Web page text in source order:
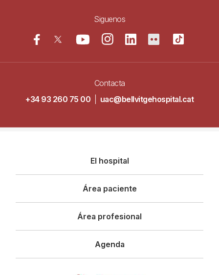
Siguenos
Contacta
+34 93 260 75 00
uac@bellvitgehospital.cat
principal
El hospital
Área paciente
Área profesional
Agenda